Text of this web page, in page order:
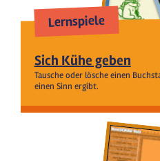
Lernspiele
Sich Kühe geben
Tausche oder lösche einen
einen Sinn ergibt.